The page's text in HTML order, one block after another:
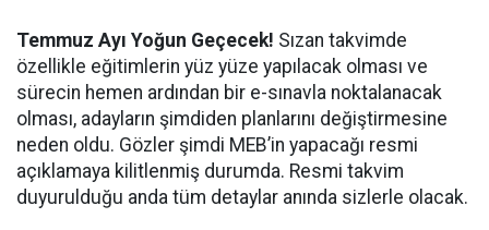
Temmuz Ayı Yoğun Geçecek! Sızan takvimde
özellikle eğitimlerin yüz yüze yapılacak olması ve
sürecin hemen ardından bir e-sınavla noktalanacak
olması, adayların şimdiden planlarını değiştirmesine
neden oldu. Gözler şimdi MEB’in yapacağı resmi
açıklamaya kilitlenmiş durumda. Resmi takvim
duyurulduğu anda tüm detaylar anında sizlerle olacak.